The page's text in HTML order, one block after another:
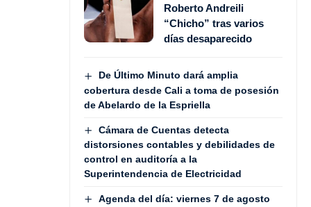
Roberto Andreili
“Chicho” tras varios
días desaparecido
De Último Minuto dará amplia
cobertura desde Cali a toma de posesión
de Abelardo de la Espriella
Cámara de Cuentas detecta
distorsiones contables y debilidades de
control en auditoría a la
Superintendencia de Electricidad
Agenda del día: viernes 7 de agosto